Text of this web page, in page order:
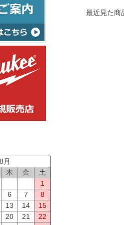
月
木 金
土
1
6 7
8
13 14
15
20 21
22
最近見た商